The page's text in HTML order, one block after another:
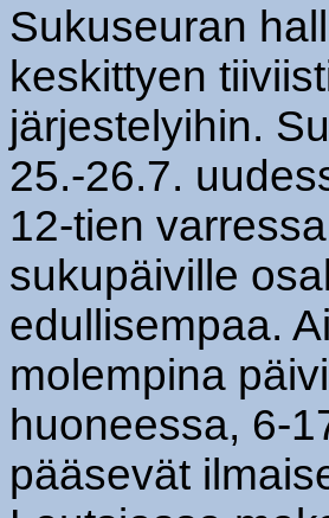
Sukuseuran
keskittyen
järjestelyihin.
25.-26.7.
12-tien
sukupäiville
edullisempaa.
molempina
huoneessa, 6-
pääsevät